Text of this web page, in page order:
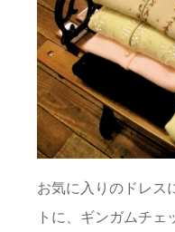
お気に入りのドレス
トに、ギンガムチ